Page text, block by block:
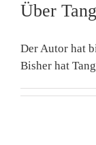
Über
Der Autor hat
Bisher hat